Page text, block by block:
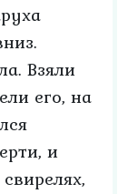
Взяли
его, на
и